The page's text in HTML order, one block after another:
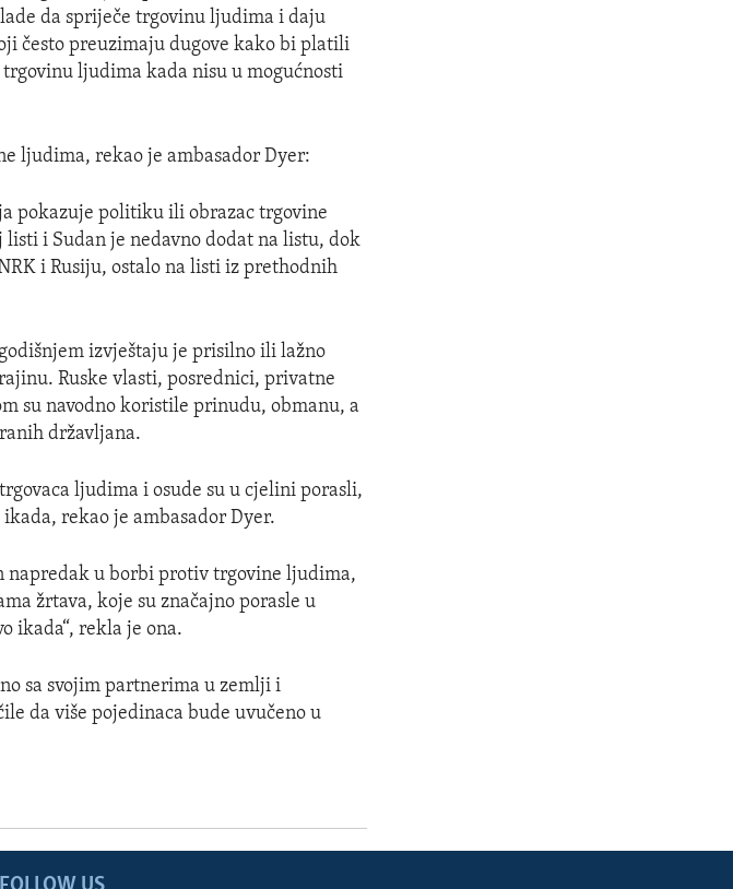
da spriječe trgovinu ljudima i daju
često preuzimaju dugove kako bi platili
ljudima kada nisu u mogućnosti
ljudima, rekao je ambasador Dyer:
pokazuje politiku ili obrazac trgovine
i Sudan je nedavno dodat na listu, dok
i Rusiju, ostalo na listi iz prethodnih
izvještaju je prisilno ili lažno
Ruske vlasti, posrednici, privatne
su navodno koristile prinudu, obmanu, a
državljana.
ljudima i osude su u cjelini porasli,
rekao je ambasador Dyer.
napredak u borbi protiv trgovine ljudima,
žrtava, koje su značajno porasle u
ikada“, rekla je ona.
sa svojim partnerima u zemlji i
da više pojedinaca bude uvučeno u